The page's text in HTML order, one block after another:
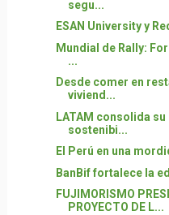
segu...
ESAN University y
Mundial de Rally:
...
Desde comer en
viviend...
LATAM consolida
sostenibi...
El Perú en una
BanBif fortalece la
FUJIMORISMO
PROYECTO DE L...